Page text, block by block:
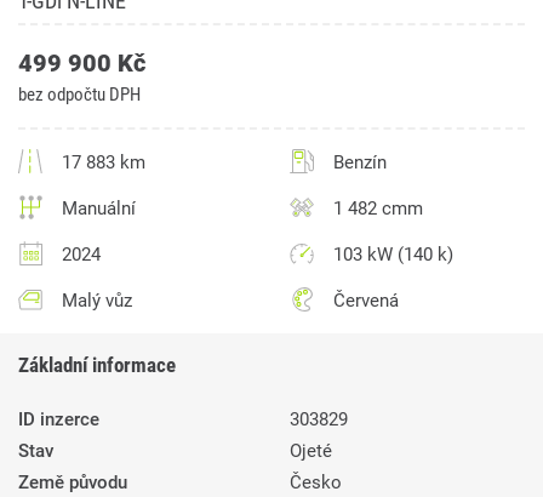
499 900 Kč
bez odpočtu DPH
17 883 km Benzín
Manuální 1 482 cmm
2024 103 kW (140 k)
Malý vůz Červená
Základní informace
ID inzerce
303829
Stav
Ojeté
Země původu
Česko